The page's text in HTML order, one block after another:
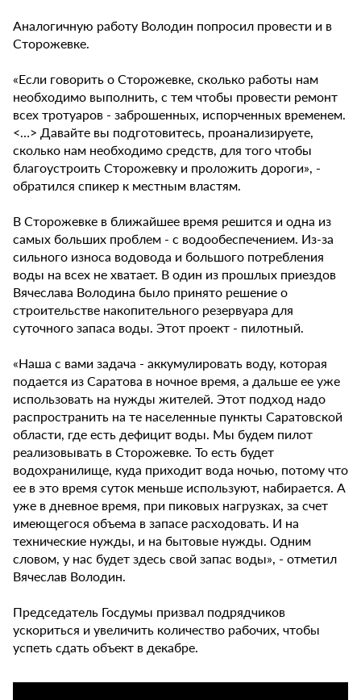
Аналогичную работу Володин попросил провести и в
Сторожевке.
«Если говорить о Сторожевке, сколько работы нам
необходимо выполнить, с тем чтобы провести ремонт
всех тротуаров - заброшенных, испорченных временем.
<…> Давайте вы подготовитесь, проанализируете,
сколько нам необходимо средств, для того чтобы
благоустроить Сторожевку и проложить дороги», -
обратился спикер к местным властям.
В Сторожевке в ближайшее время решится и одна из
самых больших проблем - с водообеспечением. Из-за
сильного износа водовода и большого потребления
воды на всех не хватает. В один из прошлых приездов
Вячеслава Володина было принято решение о
строительстве накопительного резервуара для
суточного запаса воды. Этот проект - пилотный.
«Наша с вами задача - аккумулировать воду, которая
подается из Саратова в ночное время, а дальше ее уже
использовать на нужды жителей. Этот подход надо
распространить на те населенные пункты Саратовской
области, где есть дефицит воды. Мы будем пилот
реализовывать в Сторожевке. То есть будет
водохранилище, куда приходит вода ночью, потому что
ее в это время суток меньше используют, набирается. А
уже в дневное время, при пиковых нагрузках, за счет
имеющегося объема в запасе расходовать. И на
технические нужды, и на бытовые нужды. Одним
словом, у нас будет здесь свой запас воды», - отметил
Вячеслав Володин.
Председатель Госдумы призвал подрядчиков
ускориться и увеличить количество рабочих, чтобы
успеть сдать объект в декабре.